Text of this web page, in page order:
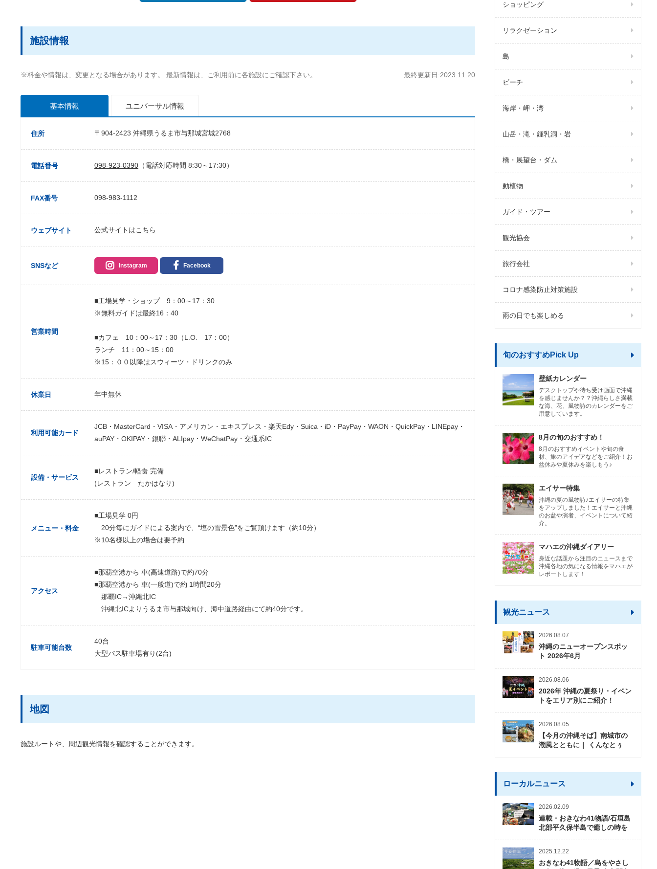
施設情報
※料金や情報は、変更となる場合があります。 最新情報は、ご利用前に各施設にご確認下さい。 最終更新日:2023.11.20
基本情報 ユニバーサル情報
住所 〒904-2423 沖縄県うるま市与那城宮城2768
電話番号 098-923-0390 （電話対応時間 8:30～17:30）
FAX番号 098-983-1112
ウェブサイト 公式サイトはこちら
SNSなど Instagram Facebook
営業時間
■工場見学・ショップ 9：00～17：30
※無料ガイドは最終16：40
■カフェ 10：00～17：30（L.O. 17：00）
ランチ 11：00～15：00
※15：００以降はスウィーツ・ドリンクのみ
休業日 年中無休
利用可能カード
JCB・MasterCard・VISA・アメリカン・エキスプレス・楽天Edy・Suica・iD・PayPay・WAON・QuickPay・LINEpay・
auPAY・OKIPAY・銀聯・ALIpay・WeChatPay・交通系IC
設備・サービス
■レストラン/軽食 完備
(レストラン たかはなり)
メニュー・料金
■工場見学 0円
20分毎にガイドによる案内で、“塩の雪景色”をご覧頂けます（約10分）
※10名様以上の場合は要予約
アクセス
■那覇空港から 車(高速道路)で約70分
■那覇空港から 車(一般道)で約 1時間20分
那覇IC→沖縄北IC
沖縄北ICよりうるま市与那城向け、海中道路経由にて約40分です。
駐車可能台数
40台
大型バス駐車場有り(2台)
地図
施設ルートや、周辺観光情報を確認することができます。
ショッピング
リラクゼーション
島
ビーチ
海岸・岬・湾
山岳・滝・鍾乳洞・岩
橋・展望台・ダム
動植物
ガイド・ツアー
観光協会
旅行会社
コロナ感染防止対策施設
雨の日でも楽しめる
旬のおすすめPick Up
壁紙カレンダー
デスクトップや待ち受け画面で沖縄
を感じませんか？？沖縄らしさ満載
な海、花、風物詩のカレンダーをご
用意しています。
8月の旬のおすすめ！
8月のおすすめイベントや旬の食
材、旅のアイデアなどをご紹介！お
盆休みや夏休みを楽しもう♪
エイサー特集
沖縄の夏の風物詩♪エイサーの特集
をアップしました！エイサーと沖縄
のお盆や演者、イベントについて紹
介。
マハエの沖縄ダイアリー
身近な話題から注目のニュースまで
沖縄各地の気になる情報をマハエが
レポートします！
観光ニュース
2026.08.07
沖縄のニューオープンスポッ
ト 2026年6月
2026.08.06
2026年 沖縄の夏祭り・イベン
トをエリア別にご紹介！
2026.08.05
【今月の沖縄そば】南城市の
潮風とともに｜ くんなとぅ
ローカルニュース
2026.02.09
連載・おきなわ41物語/石垣島
北部平久保半島で癒しの時を
2025.12.22
おきなわ41物語／島をやさし